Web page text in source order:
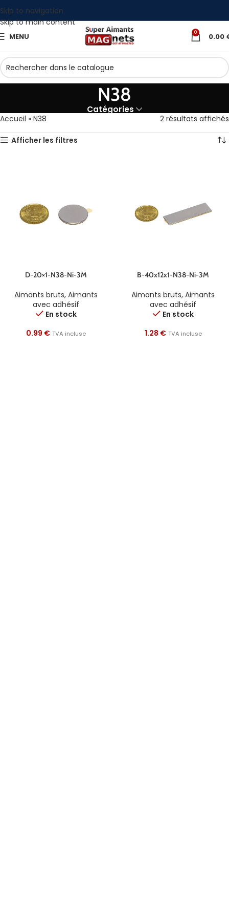
Skip to navigation
Skip to main content
MENU 0 0.00
N38
Catégories
Accueil » N38 2 résultats affichés
Afficher les filtres
D-20×1-N38-Ni-3M
Aimants bruts, Aimants
avec adhésif
En stock
0.99 € TVA incluse
B-40x12x1-N38-Ni-3M
Aimants bruts, Aimants
avec adhésif
En stock
1.28 € TVA incluse